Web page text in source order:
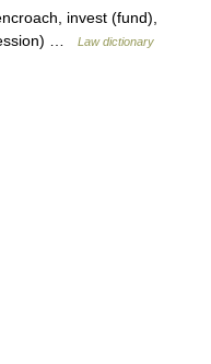
invest (fund),
…
Law dictionary